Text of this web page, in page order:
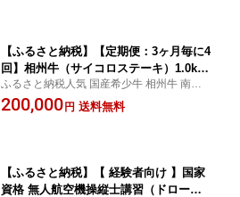
【ふるさと納税】【定期便：3ヶ月毎に4
回】相州牛（サイコロステーキ）1.0kg
【合計4kg】【 牛肉 お肉 ブランド牛 神
奈川県 南足柄市 】
ふるさと納税人気 国産希少牛 相州牛 南足
柄ブランド 神奈川県 南足柄市 農林水産大
臣賞受賞歴
200,000 円 送料無料
【ふるさと納税】【 経験者向け 】国家
資格 無人航空機操縦士講習（ドロー